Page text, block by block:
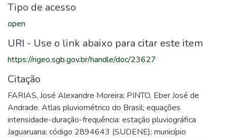
Tipo de acesso
open
URI - Use o link abaixo para citar este item
https://rigeo.sgb.gov.br/handle/doc/23627
Citação
FARIAS, José Alexandre Moreira; PINTO, Eber José de
Andrade. Atlas pluviométrico do Brasil; equações
intensidade-duração-frequência: estação pluviográfica
Jaguaruana; código 2894643 (SUDENE); município